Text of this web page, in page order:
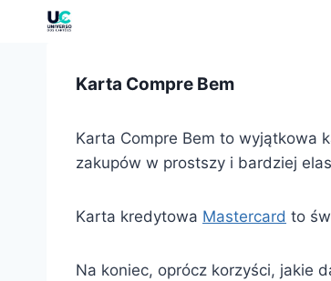
Karta Compre Bem
Karta Compre Bem to wyjątkowa
zakupów w prostszy i bardziej
Karta kredytowa Mastercard to
Na koniec, oprócz korzyści, jakie